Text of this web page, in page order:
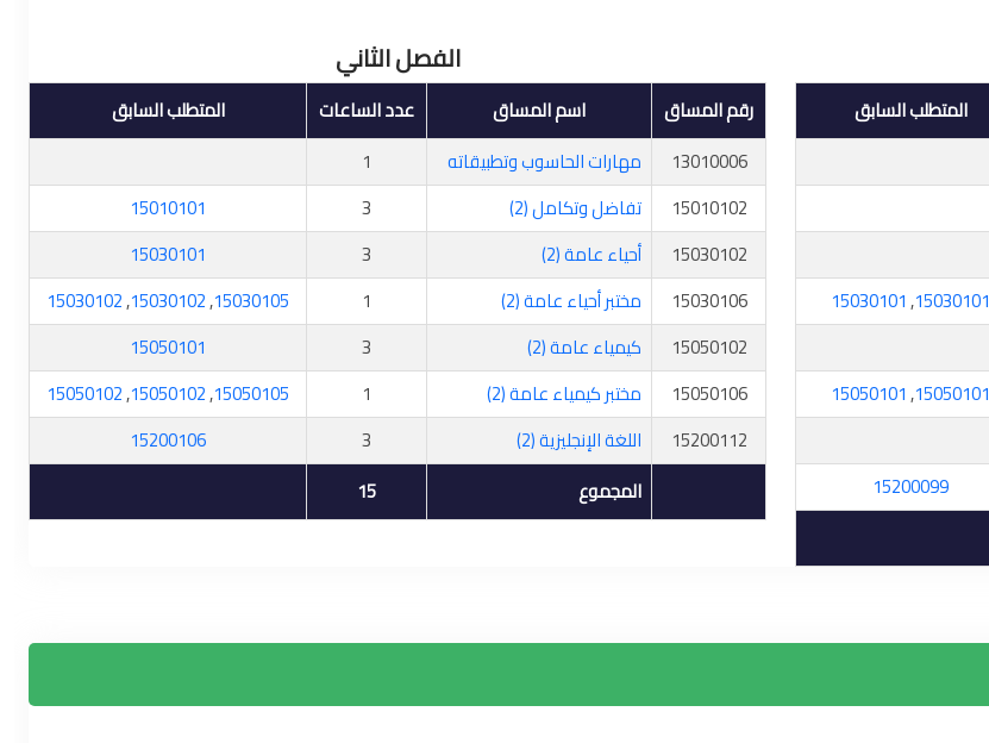
المتطلب السابق
15030101
,
15030101
15050101
,
15050101
15200099
الفصل الثاني
رقم المساق اسم المساق عدد الساعات
المتطلب السابق
13010006
مهارات الحاسوب وتطبيقاته
1
15010102
تفاضل وتكامل (2) 3
15010101
15030102
أحياء عامة (2) 3
15030101
15030106
مختبر أحياء عامة (2) 1
15030105
,
15030102
,
15030102
15050102
كيمياء عامة (2) 3
15050101
15050106
مختبر كيمياء عامة (2) 1
15050105
,
15050102
,
15050102
15200112
اللغة الإنجليزية (2) 3
15200106
المجموع
15